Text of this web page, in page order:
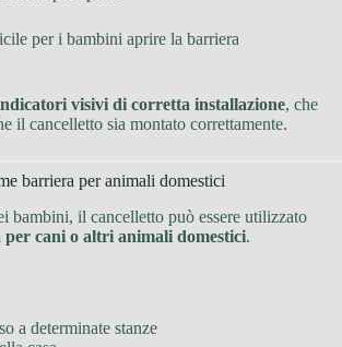
per i bambini aprire la barriera
visivi di corretta installazione, che
il cancelletto sia montato correttamente.
barriera per animali domestici
bambini, il cancelletto può essere utilizzato
cani o altri animali domestici.
a determinate stanze